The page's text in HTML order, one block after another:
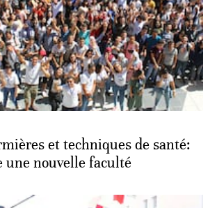
et techniques de santé:
une nouvelle faculté